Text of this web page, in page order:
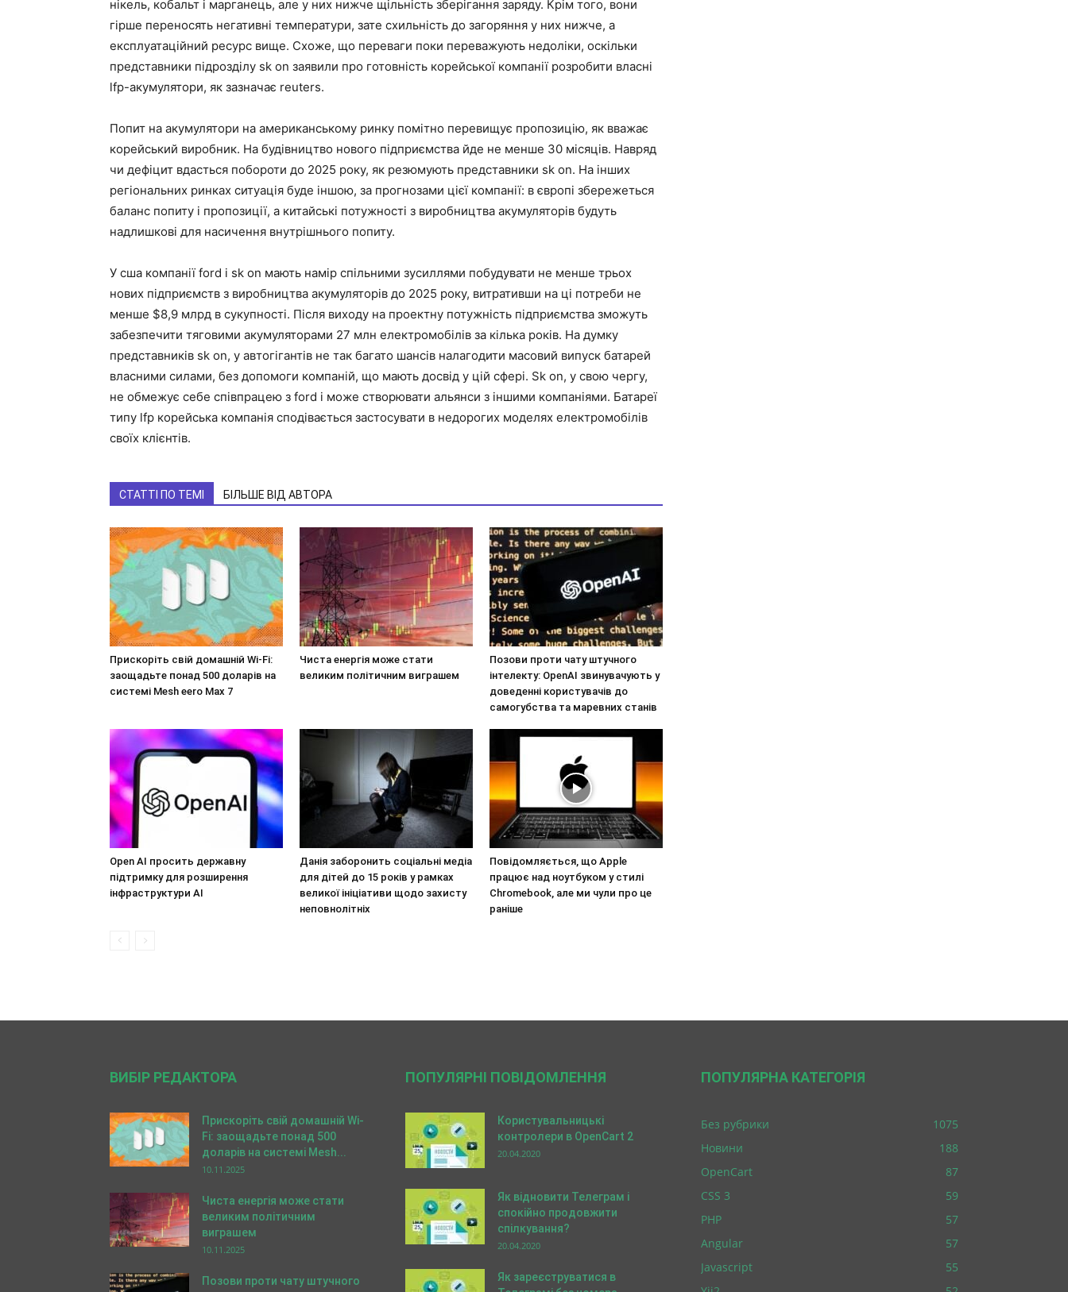
нікель, кобальт і марганець, але у них нижче щільність зберігання заряду. Крім того, вони
гірше переносять негативні температури, зате схильність до загоряння у них нижче, а
експлуатаційний ресурс вище. Схоже, що переваги поки переважують недоліки, оскільки
представники підрозділу sk on заявили про готовність корейської компанії розробити власні
lfp-акумулятори, як зазначає reuters.
Попит на акумулятори на американському ринку помітно перевищує пропозицію, як вважає
корейський виробник. На будівництво нового підприємства йде не менше 30 місяців. Навряд
чи дефіцит вдасться побороти до 2025 року, як резюмують представники sk on. На інших
регіональних ринках ситуація буде іншою, за прогнозами цієї компанії: в європі збережеться
баланс попиту і пропозиції, а китайські потужності з виробництва акумуляторів будуть
надлишкові для насичення внутрішнього попиту.
У сша компанії ford і sk on мають намір спільними зусиллями побудувати не менше трьох
нових підприємств з виробництва акумуляторів до 2025 року, витративши на ці потреби не
менше $8,9 млрд в сукупності. Після виходу на проектну потужність підприємства зможуть
забезпечити тяговими акумуляторами 27 млн електромобілів за кілька років. На думку
представників sk on, у автогігантів не так багато шансів налагодити масовий випуск батарей
власними силами, без допомоги компаній, що мають досвід у цій сфері. Sk on, у свою чергу,
не обмежує себе співпрацею з ford і може створювати альянси з іншими компаніями. Батареї
типу lfp корейська компанія сподівається застосувати в недорогих моделях електромобілів
своїх клієнтів.
СТАТТІ ПО ТЕМІ БІЛЬШЕ ВІД АВТОРА
Прискоріть свій домашній Wi-Fi:
заощадьте понад 500 доларів на
системі Mesh eero Max 7
Чиста енергія може стати
великим політичним виграшем
Позови проти чату штучного
інтелекту: OpenAI звинувачують у
доведенні користувачів до
самогубства та маревних станів
Open AI просить державну
підтримку для розширення
інфраструктури AI
Данія заборонить соціальні медіа
для дітей до 15 років у рамках
великої ініціативи щодо захисту
неповнолітніх
Повідомляється, що Apple
працює над ноутбуком у стилі
Chromebook, але ми чули про це
раніше
ВИБІР РЕДАКТОРА
Прискоріть свій домашній Wi-
Fi: заощадьте понад 500
доларів на системі Mesh...
10.11.2025
Чиста енергія може стати
великим політичним
виграшем
10.11.2025
Позови проти чату штучного
ПОПУЛЯРНІ ПОВІДОМЛЕННЯ
Користувальницькі
контролери в OpenCart 2
20.04.2020
Як відновити Телеграм і
спокійно продовжити
спілкування?
20.04.2020
Як зареєструватися в
ПОПУЛЯРНА КАТЕГОРІЯ
Без рубрики
1075
Новини
188
OpenCart
87
CSS 3
59
PHP
57
Angular
57
Javascript
55